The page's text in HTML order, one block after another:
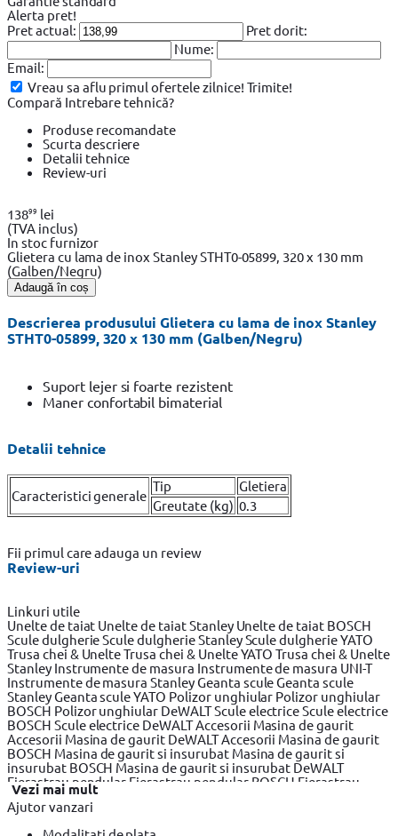
Alerta pret!
Pret actual:
Pret dorit:
Nume:
Email:
Vreau sa aflu primul ofertele zilnice! Trimite!
Compară Intrebare tehnică?
Produse recomandate
Scurta descriere
Detalii tehnice
Review-uri
13899 lei
(TVA inclus)
In stoc furnizor
Glietera cu lama de inox Stanley STHT0-05899, 320 x 130 mm
(Galben/Negru)
Adaugă în coș
Descrierea produsului Glietera cu lama de inox Stanley
STHT0-05899, 320 x 130 mm (Galben/Negru)
Suport lejer si foarte rezistent
Maner confortabil bimaterial
Detalii tehnice
Caracteristici generale
Tip
Gletiera
Greutate (kg) 0.3
Fii primul care adauga un review
Review-uri
Linkuri utile
Unelte de taiat Unelte de taiat Stanley Unelte de taiat BOSCH
Scule dulgherieScule dulgherie StanleyScule dulgherie YATO
Trusa chei & UnelteTrusa chei & Unelte YATOTrusa chei & Unelte
Stanley Instrumente de masura Instrumente de masura UNI-T
Instrumente de masura StanleyGeanta sculeGeanta scule
StanleyGeanta scule YATO Polizor unghiular Polizor unghiular
BOSCH Polizor unghiular DeWALTScule electriceScule electrice
BOSCH Scule electrice DeWALTAccesorii Masina de gaurit
Accesorii Masina de gaurit DeWALTAccesorii Masina de gaurit
BOSCH Masina de gaurit si insurubat Masina de gaurit si
insurubat BOSCH Masina de gaurit si insurubat DeWALT
Fierastrau pendular Fierastrau pendular BOSCH Fierastrau
pendular DeWALT
DeWALTFierastrau circular BOSCH
Vezi mai mult
Ajutor vanzari